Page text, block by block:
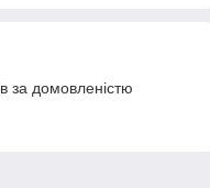
за домовленістю